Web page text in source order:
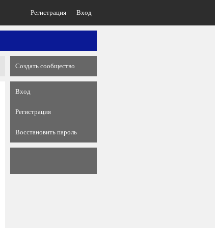
Регистрация Вход
Создать сообщество
Вход
Регистрация
Восстановить пароль